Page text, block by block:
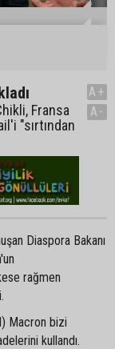
Fransa
"sırtından
A+
A-
Diaspora Bakanı
rağmen
Macron bizi
kullandı.